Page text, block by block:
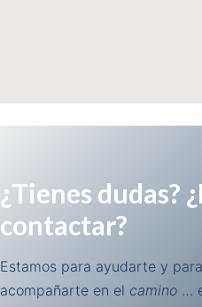
¿Tienes dudas?
contactar?
Estamos para ayudarte y para
acompañarte en el camino …